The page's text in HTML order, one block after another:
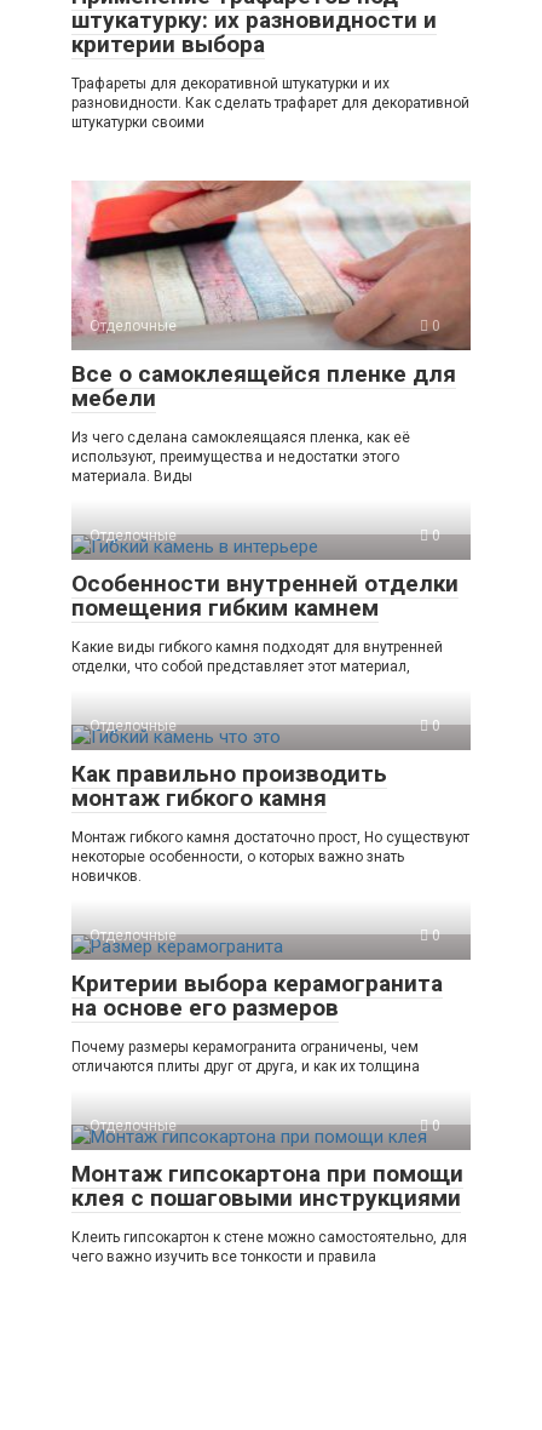
штукатурку: их разновидности и
критерии выбора
Трафареты для декоративной штукатурки и их
разновидности. Как сделать трафарет для декоративной
штукатурки своими
Отделочные 0
Все о самоклеящейся пленке для
мебели
Из чего сделана самоклеящаяся пленка, как её
используют, преимущества и недостатки этого
материала. Виды
Отделочные 0
Особенности внутренней отделки
помещения гибким камнем
Какие виды гибкого камня подходят для внутренней
отделки, что собой представляет этот материал,
Отделочные 0
Как правильно производить
монтаж гибкого камня
Монтаж гибкого камня достаточно прост, Но существуют
некоторые особенности, о которых важно знать
новичков.
Отделочные 0
Критерии выбора керамогранита
на основе его размеров
Почему размеры керамогранита ограничены, чем
отличаются плиты друг от друга, и как их толщина
Отделочные 0
Монтаж гипсокартона при помощи
клея с пошаговыми инструкциями
Клеить гипсокартон к стене можно самостоятельно, для
чего важно изучить все тонкости и правила